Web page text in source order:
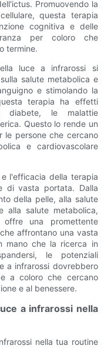
Promuovendo la
questa terapia
cognitiva e delle
per coloro che
termine.
luce a infrarossi si
salute metabolica e
e stimolando la
terapia ha effetti
diabete, le malattie
Questo lo rende un
le persone che cercano
e cardiovascolare
l'efficacia della terapia
di vasta portata. Dalla
della pelle, alla salute
alla salute metabolica,
una promettente
affrontano una vasta
mano che la ricerca in
le potenziali
a infrarossi dovrebbero
a coloro che cercano
e al benessere.
a infrarossi nella
nella tua routine